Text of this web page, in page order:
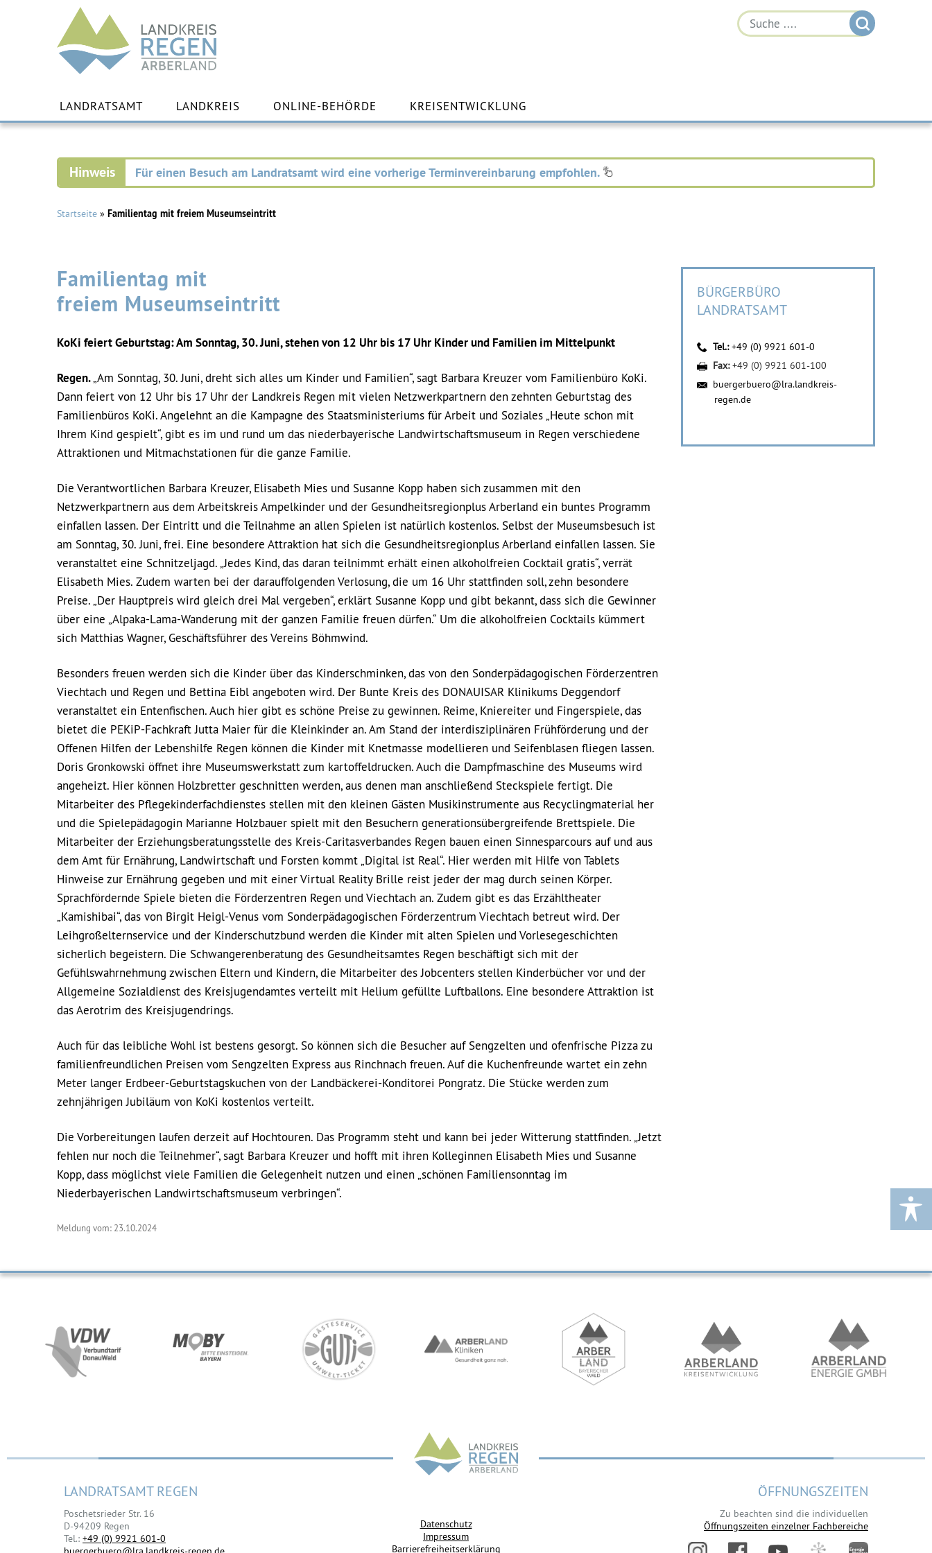
Landkreis
Regen
Inhalt
springen
LANDRATSAMT LANDKREIS ONLINE-BEHÖRDE KREISENTWICKLUNG
Für einen Besuch am Landratsamt wird eine vorherige Terminvereinbarung empfohlen.
Startseite » Familientag mit freiem Museumseintritt
Familientag mit
freiem Museumseintritt
KoKi feiert Geburtstag: Am Sonntag, 30. Juni, stehen von 12 Uhr bis 17 Uhr Kinder und Familien im Mittelpunkt
Regen.„Am Sonntag, 30. Juni, dreht sich alles um Kinder und Familien“, sagt Barbara Kreuzer vom Familienbüro KoKi.
Dann feiert von 12 Uhr bis 17 Uhr der Landkreis Regen mit vielen Netzwerkpartnern den zehnten Geburtstag des
Familienbüros KoKi. Angelehnt an die Kampagne des Staatsministeriums für Arbeit und Soziales „Heute schon mit
Ihrem Kind gespielt“, gibt es im und rund um das niederbayerische Landwirtschaftsmuseum in Regen verschiedene
Attraktionen und Mitmachstationen für die ganze Familie.
Die Verantwortlichen Barbara Kreuzer, Elisabeth Mies und Susanne Kopp haben sich zusammen mit den
Netzwerkpartnern aus dem Arbeitskreis Ampelkinder und der Gesundheitsregionplus Arberland ein buntes Programm
einfallen lassen. Der Eintritt und die Teilnahme an allen Spielen ist natürlich kostenlos. Selbst der Museumsbesuch ist
am Sonntag, 30. Juni, frei. Eine besondere Attraktion hat sich die Gesundheitsregionplus Arberland einfallen lassen. Sie
veranstaltet eine Schnitzeljagd. „Jedes Kind, das daran teilnimmt erhält einen alkoholfreien Cocktail gratis“, verrät
Elisabeth Mies. Zudem warten bei der darauffolgenden Verlosung, die um 16 Uhr stattfinden soll, zehn besondere
Preise. „Der Hauptpreis wird gleich drei Mal vergeben“, erklärt Susanne Kopp und gibt bekannt, dass sich die Gewinner
über eine „Alpaka-Lama-Wanderung mit der ganzen Familie freuen dürfen.“ Um die alkoholfreien Cocktails kümmert
sich Matthias Wagner, Geschäftsführer des Vereins Böhmwind.
Besonders freuen werden sich die Kinder über das Kinderschminken, das von den Sonderpädagogischen Förderzentren
Viechtach und Regen und Bettina Eibl angeboten wird. Der Bunte Kreis des DONAUISAR Klinikums Deggendorf
veranstaltet ein Entenfischen. Auch hier gibt es schöne Preise zu gewinnen. Reime, Kniereiter und Fingerspiele, das
bietet die PEKiP-Fachkraft Jutta Maier für die Kleinkinder an. Am Stand der interdisziplinären Frühförderung und der
Offenen Hilfen der Lebenshilfe Regen können die Kinder mit Knetmasse modellieren und Seifenblasen fliegen lassen.
Doris Gronkowski öffnet ihre Museumswerkstatt zum kartoffeldrucken. Auch die Dampfmaschine des Museums wird
angeheizt. Hier können Holzbretter geschnitten werden, aus denen man anschließend Steckspiele fertigt. Die
Mitarbeiter des Pflegekinderfachdienstes stellen mit den kleinen Gästen Musikinstrumente aus Recyclingmaterial her
und die Spielepädagogin Marianne Holzbauer spielt mit den Besuchern generationsübergreifende Brettspiele. Die
Mitarbeiter der Erziehungsberatungsstelle des Kreis-Caritasverbandes Regen bauen einen Sinnesparcours auf und aus
dem Amt für Ernährung, Landwirtschaft und Forsten kommt „Digital ist Real“. Hier werden mit Hilfe von Tablets
Hinweise zur Ernährung gegeben und mit einer Virtual Reality Brille reist jeder der mag durch seinen Körper.
Sprachfördernde Spiele bieten die Förderzentren Regen und Viechtach an. Zudem gibt es das Erzähltheater
„Kamishibai“, das von Birgit Heigl-Venus vom Sonderpädagogischen Förderzentrum Viechtach betreut wird. Der
Leihgroßelternservice und der Kinderschutzbund werden die Kinder mit alten Spielen und Vorlesegeschichten
sicherlich begeistern. Die Schwangerenberatung des Gesundheitsamtes Regen beschäftigt sich mit der
Gefühlswahrnehmung zwischen Eltern und Kindern, die Mitarbeiter des Jobcenters stellen Kinderbücher vor und der
Allgemeine Sozialdienst des Kreisjugendamtes verteilt mit Helium gefüllte Luftballons. Eine besondere Attraktion ist
das Aerotrim des Kreisjugendrings.
Auch für das leibliche Wohl ist bestens gesorgt. So können sich die Besucher auf Sengzelten und ofenfrische Pizza zu
familienfreundlichen Preisen vom Sengzelten Express aus Rinchnach freuen. Auf die Kuchenfreunde wartet ein zehn
Meter langer Erdbeer-Geburtstagskuchen von der Landbäckerei-Konditorei Pongratz. Die Stücke werden zum
zehnjährigen Jubiläum von KoKi kostenlos verteilt.
Die Vorbereitungen laufen derzeit auf Hochtouren. Das Programm steht und kann bei jeder Witterung stattfinden. „Jetzt
fehlen nur noch die Teilnehmer“, sagt Barbara Kreuzer und hofft mit ihren Kolleginnen Elisabeth Mies und Susanne
Kopp, dass möglichst viele Familien die Gelegenheit nutzen und einen „schönen Familiensonntag im
Niederbayerischen Landwirtschaftsmuseum verbringen“.
Meldung vom: 23.10.2024
BÜRGERBÜRO
LANDRATSAMT
Tel.:+49 (0) 9921 601-0
Fax:+49 (0) 9921 601-100
buergerbuero@lra.landkreis-
regen.de
LANDRATSAMT REGEN
Poschetsrieder Str. 16
D-94209 Regen
Tel.: +49 (0) 9921 601-0
Datenschutz
Impressum
Barrierefreiheitserklärung
ÖFFNUNGSZEITEN
Zu beachten sind die individuellen
Öffnungszeiten einzelner Fachbereiche